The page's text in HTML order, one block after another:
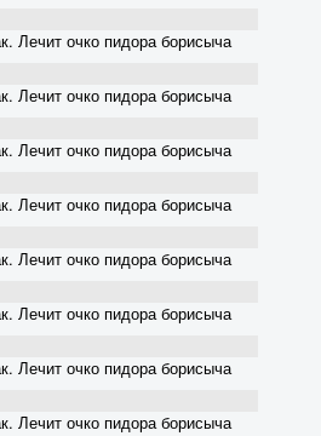
Лечит очко пидора борисыча
Лечит очко пидора борисыча
Лечит очко пидора борисыча
Лечит очко пидора борисыча
Лечит очко пидора борисыча
Лечит очко пидора борисыча
Лечит очко пидора борисыча
Лечит очко пидора борисыча